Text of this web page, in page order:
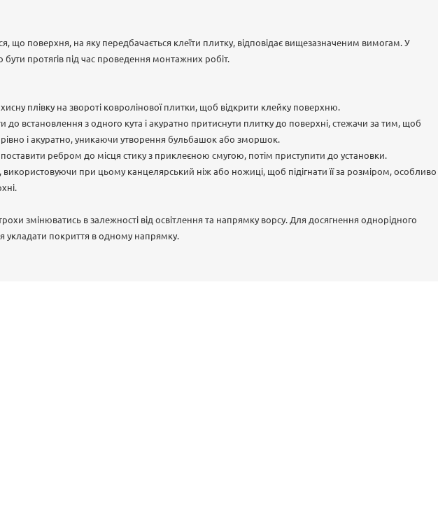
що поверхня, на яку передбачається клеїти плитку, відповідає вищезазначеним вимогам. У
протягів під час проведення монтажних робіт.
плівку на звороті ковролінової плитки, щоб відкрити клейку поверхню.
до встановлення з одного кута і акуратно притиснути плитку до поверхні, стежачи за тим, щоб
і акуратно, уникаючи утворення бульбашок або зморшок.
поставити ребром до місця стику з приклеєною смугою, потім приступити до установки.
використовуючи при цьому канцелярський ніж або ножиці, щоб підігнати її за розміром, особливо
змінюватись в залежності від освітлення та напрямку ворсу. Для досягнення однорідного
укладати покриття в одному напрямку.